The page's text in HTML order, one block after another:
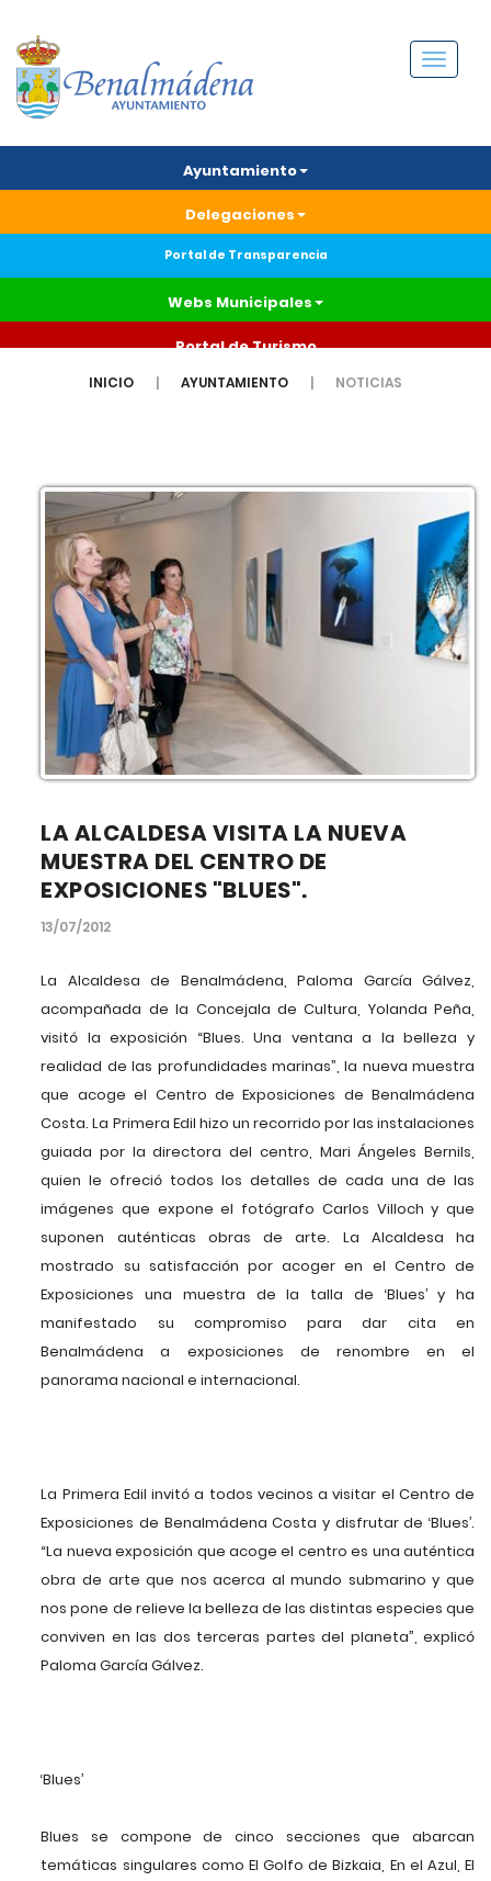
Menú
Ayuntamiento
Delegaciones
Portal de Transparencia
Webs Municipales
Portal de Turismo
INICIO AYUNTAMIENTO NOTICIAS
LA ALCALDESA VISITA LA NUEVA
MUESTRA DEL CENTRO DE
EXPOSICIONES "BLUES".
13/07/2012
La Alcaldesa de Benalmádena, Paloma García Gálvez,
acompañada de la Concejala de Cultura, Yolanda Peña,
visitó la exposición “Blues. Una ventana a la belleza y
realidad de las profundidades marinas”, la nueva muestra
que acoge el Centro de Exposiciones de Benalmádena
Costa. La Primera Edil hizo un recorrido por las instalaciones
guiada por la directora del centro, Mari Ángeles Bernils,
quien le ofreció todos los detalles de cada una de las
imágenes que expone el fotógrafo Carlos Villoch y que
suponen auténticas obras de arte. La Alcaldesa ha
mostrado su satisfacción por acoger en el Centro de
Exposiciones una muestra de la talla de ‘Blues’ y ha
manifestado su compromiso para dar cita en
Benalmádena a exposiciones de renombre en el
panorama nacional e internacional.
La Primera Edil invitó a todos vecinos a visitar el Centro de
Exposiciones de Benalmádena Costa y disfrutar de ‘Blues’.
“La nueva exposición que acoge el centro es una auténtica
obra de arte que nos acerca al mundo submarino y que
nos pone de relieve la belleza de las distintas especies que
conviven en las dos terceras partes del planeta”, explicó
Paloma García Gálvez.
‘Blues’
Blues se compone de cinco secciones que abarcan
temáticas singulares como El Golfo de Bizkaia, En el Azul, El